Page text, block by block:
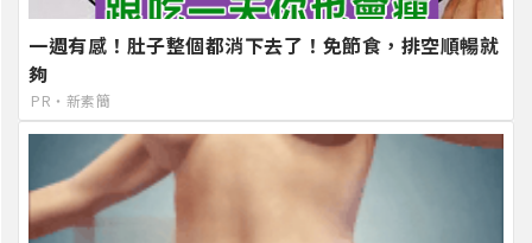
一週有感！肚子整個都消下去了！免節食，排空順暢就
夠
PR・新素簡